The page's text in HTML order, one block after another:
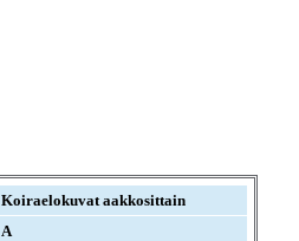
Koiraelokuvat aakkosittain
A